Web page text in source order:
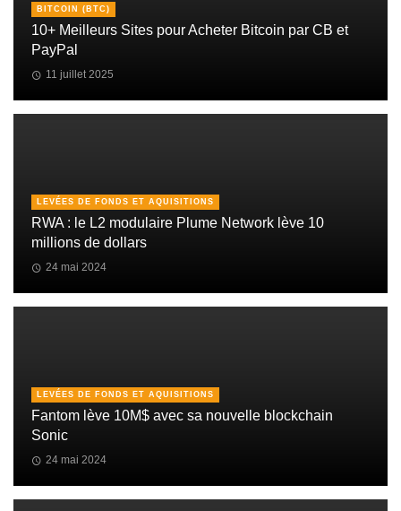
BITCOIN (BTC)
10+ Meilleurs Sites pour Acheter Bitcoin par CB et
PayPal
11 juillet 2025
LEVÉES DE FONDS ET AQUISITIONS
RWA : le L2 modulaire Plume Network lève 10
millions de dollars
24 mai 2024
LEVÉES DE FONDS ET AQUISITIONS
Fantom lève 10M$ avec sa nouvelle blockchain
Sonic
24 mai 2024